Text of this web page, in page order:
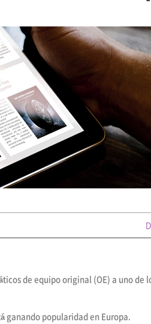
de equipo original (OE) a uno de
ganando popularidad en Europa.